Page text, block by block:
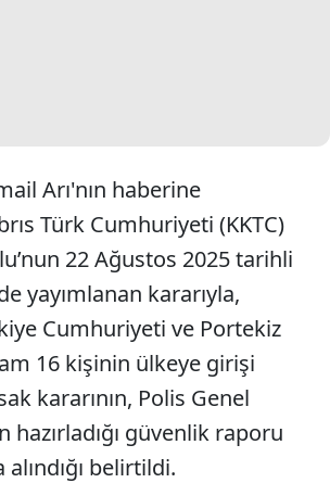
Arı'nın haberine
Türk Cumhuriyeti (KKTC)
22 Ağustos 2025 tarihli
yayımlanan kararıyla,
Cumhuriyeti ve Portekiz
16 kişinin ülkeye girişi
kararının, Polis Genel
hazırladığı güvenlik raporu
belirtildi.